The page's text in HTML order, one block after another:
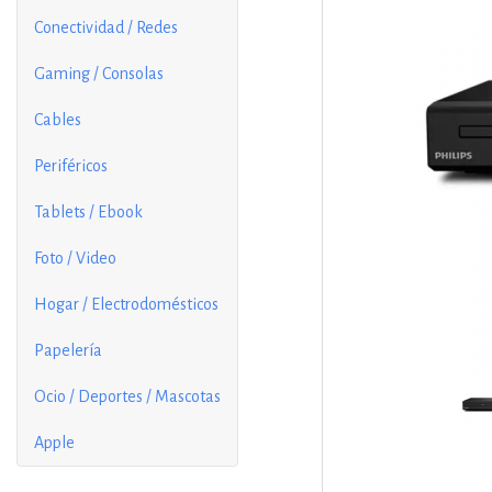
Conectividad / Redes
Gaming / Consolas
Cables
Periféricos
Tablets / Ebook
Foto / Video
Hogar / Electrodomésticos
Papelería
Ocio / Deportes / Mascotas
Apple